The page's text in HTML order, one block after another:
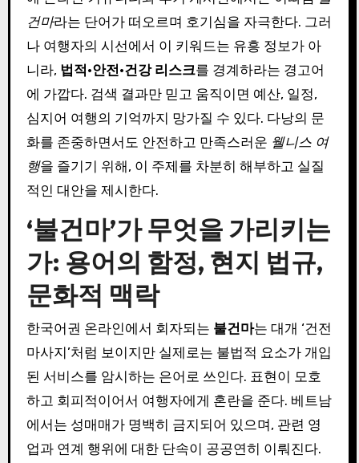
건마라는 단어가 떠오르며 호기심을 자극한다. 그러
나 여행자의 시선에서 이 키워드는 유흥 정보가 아
니라, 법적·안전·건강 리스크를 경계하라는 경고어
에 가깝다. 검색 결과만 믿고 움직이면 예산, 일정,
심지어 여행의 기억까지 망가질 수 있다. 다낭의 문
화를 존중하면서도 안전하고 만족스러운 웰니스 여
행을 즐기기 위해, 이 주제를 차분히 해부하고 실질
적인 대안을 제시한다.
‘불건마’가 무엇을 가리키는
가: 용어의 함정, 현지 법규,
문화적 맥락
한국어권 온라인에서 회자되는 불건마는 대개 ‘건전
마사지’처럼 보이지만 실제로는 불법적 요소가 개입
된 서비스를 암시하는 은어로 쓰인다. 표현이 모호
하고 회피적이어서 여행자에게 혼란을 준다. 베트남
에서는 성매매가 명백히 금지되어 있으며, 관련 영
업과 연계 행위에 대한 단속이 공공연히 이뤄진다.